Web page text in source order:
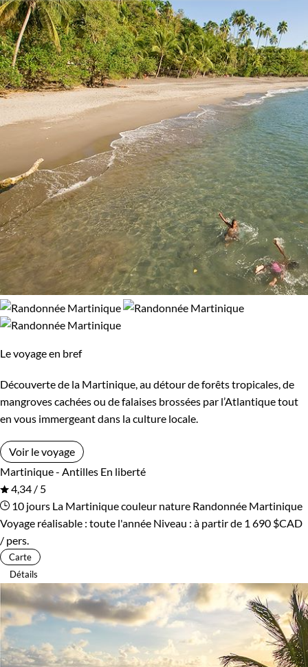
Dominique, ou bien un trek plus difficile dans les
montagnes de la Guadeloupe.
Bon à savoir sur les formalités :
Vous pouvez voyager aux Antilles sans passeport.
Guide de voyage Antilles
Activité
Autotour Randonnée
Budget
De 1 250 à 2 000 $CAD
De 2 000 à 3 000 $CAD
Itinérance
Semi-itinérant En étoile
Le voyage en bref
Découverte de la Martinique, au détour de forêts tropicales, de
mangroves cachées ou de falaises brossées par l’Atlantique tout
en vous immergeant dans la culture locale.
Voir le voyage
Martinique - Antilles En liberté
4,34 / 5
10 jours La Martinique couleur nature Randonnée Martinique
Voyage réalisable : toute l'année Niveau : à partir de 1 690 $CAD
/ pers.
Carte
Détails